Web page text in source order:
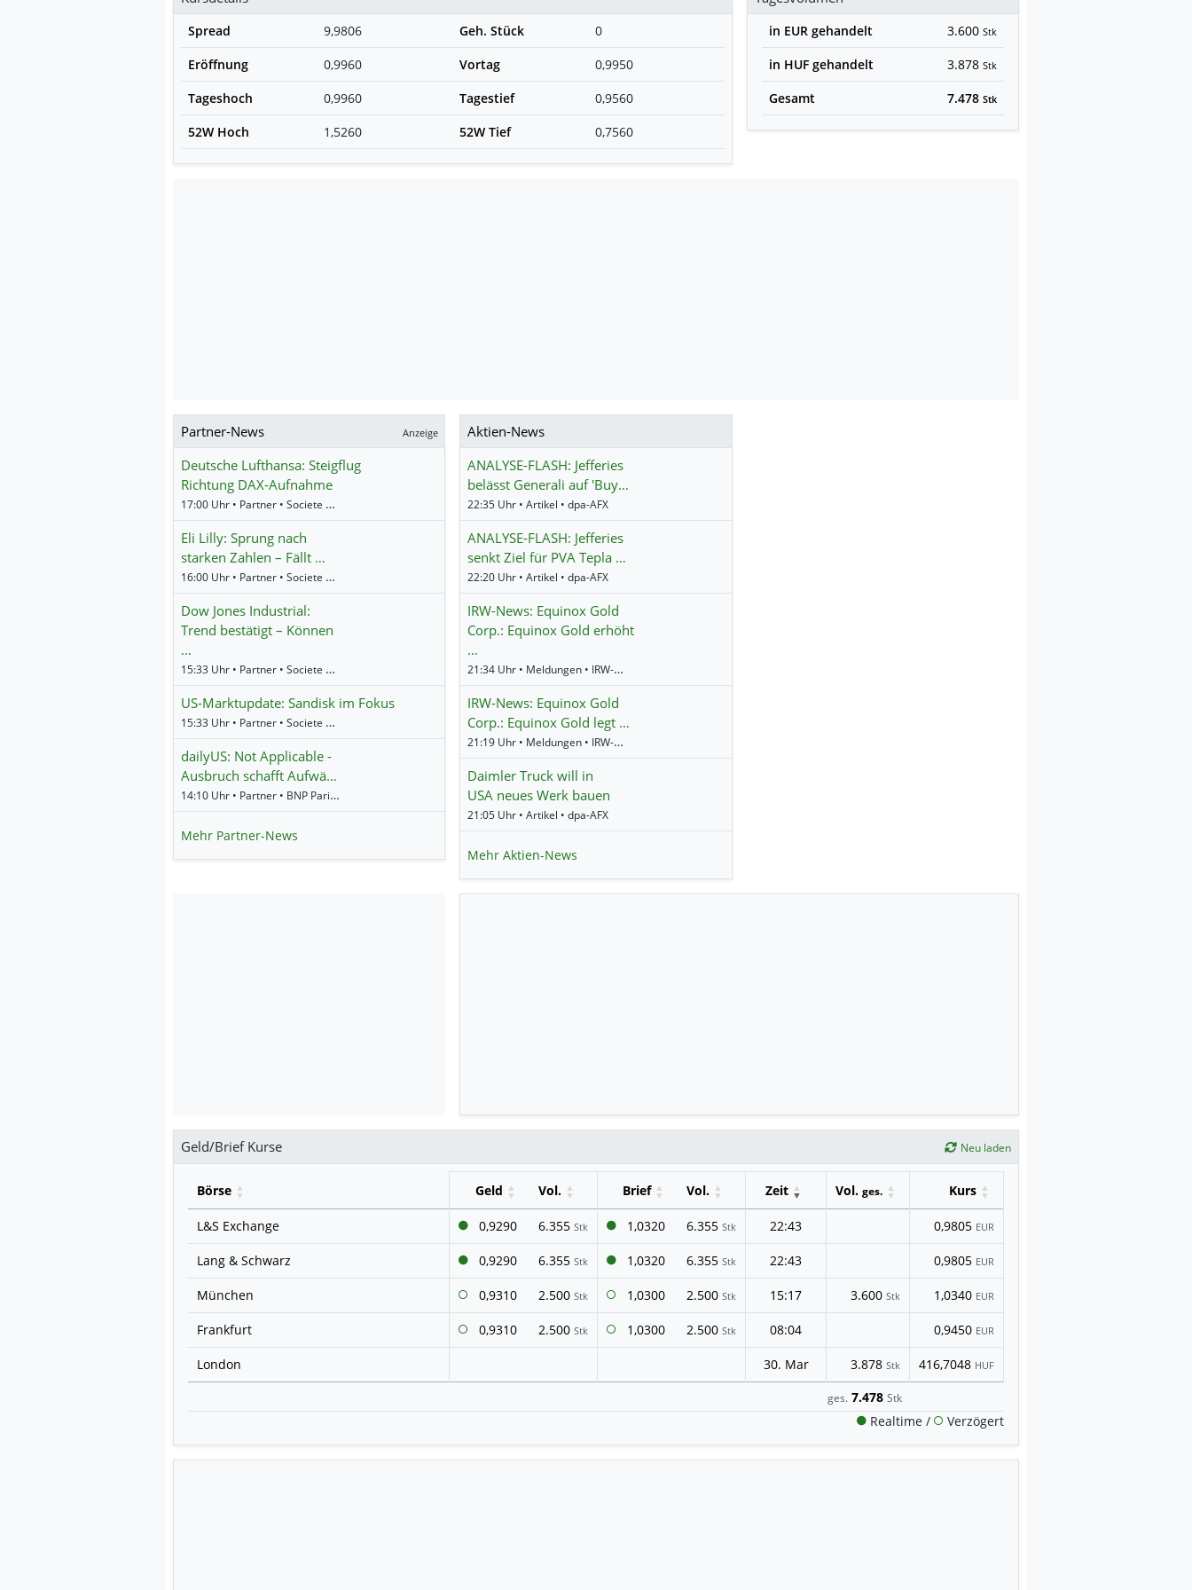
Spread 9,9806 Geh. Stück
0
Eröffnung
0,9960 Vortag
0,9950
Tageshoch
0,9960 Tagestief
0,9560
52W Hoch
1,5260 52W Tief 0,7560
in EUR gehandelt 3.600 Stk
in HUF gehandelt 3.878 Stk
Gesamt 7.478 Stk
Partner-News Anzeige
Deutsche Lufthansa: Steigflug
Richtung DAX-Aufnahme
17:00 Uhr • Partner • Societe Generale
Eli Lilly: Sprung nach
starken Zahlen – Fällt …
16:00 Uhr • Partner • Societe Generale
Dow Jones Industrial:
Trend bestätigt – Können
…
15:33 Uhr • Partner • Societe Generale
US-Marktupdate: Sandisk im Fokus
15:33 Uhr • Partner • Societe Generale
dailyUS: Not Applicable -
Ausbruch schafft Aufwä…
14:10 Uhr • Partner • BNP Paribas
Mehr Partner-News
Aktien-News
ANALYSE-FLASH: Jefferies
belässt Generali auf 'Buy…
22:35 Uhr • Artikel • dpa-AFX
ANALYSE-FLASH: Jefferies
senkt Ziel für PVA Tepla …
22:20 Uhr • Artikel • dpa-AFX
IRW-News: Equinox Gold
Corp.: Equinox Gold erhöht
…
21:34 Uhr • Meldungen • IRW-News
IRW-News: Equinox Gold
Corp.: Equinox Gold legt …
21:19 Uhr • Meldungen • IRW-News
Daimler Truck will in
USA neues Werk bauen
21:05 Uhr • Artikel • dpa-AFX
Mehr Aktien-News
Geld/Brief Kurse Neu laden
Börse Geld Vol. Brief Vol. Zeit Vol. ges. Kurs
L&S Exchange 0,9290 6.355 Stk 1,0320 6.355 Stk 22:43 0,9805 EUR
Lang & Schwarz 0,9290 6.355 Stk 1,0320 6.355 Stk 22:43 0,9805 EUR
München 0,9310 2.500 Stk 1,0300 2.500 Stk 15:17 3.600 Stk 1,0340 EUR
Frankfurt 0,9310 2.500 Stk 1,0300 2.500 Stk 08:04 0,9450 EUR
London 30. Mar 3.878 Stk 416,7048 HUF
ges. 7.478 Stk
Realtime / Verzögert